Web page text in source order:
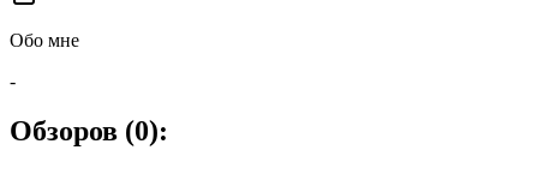
Обо мне
-
Обзоров (0):